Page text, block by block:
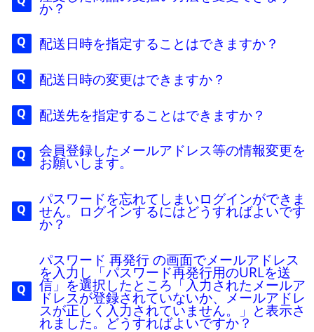
か？
配送日時を指定することはできますか？
配送日時の変更はできますか？
配送先を指定することはできますか？
会員登録したメールアドレス等の情報変更を
お願いします。
パスワードを忘れてしまいログインができま
せん。ログインするにはどうすればよいです
か？
パスワード 再発行 の画面でメールアドレス
を入力し「パスワード再発行用のURLを送
信」を選択したところ「入力されたメールア
ドレスが登録されていないか、メールアドレ
スが正しく入力されていません。」と表示さ
れました。どうすればよいですか？